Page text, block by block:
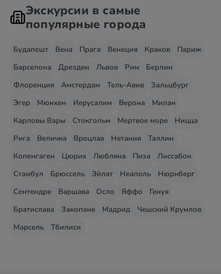
Экскурсии в самые
популярные города
Будапешт Вена Прага Венеция Краков
Париж
Барселона
Дрезден Львов Рим
Берлин
Флоренция
Амстердам Тель-Авив
Зальцбург
Эгер
Мюнхен Иерусалим Верона
Милан
Карловы Вары
Стокгольм Мертвое море
Ницца
Рига
Величка Вроцлав Нетания
Таллин
Копенгаген
Цюрих Любляна Пиза
Лиссабон
Стамбул
Брюссель Эйлат Неаполь
Нюрнберг
Сентендре
Варшава Осло Яффо
Генуя
Братислава
Закопане Мадрид
Чешский Крумлов
Марсель
Тбилиси